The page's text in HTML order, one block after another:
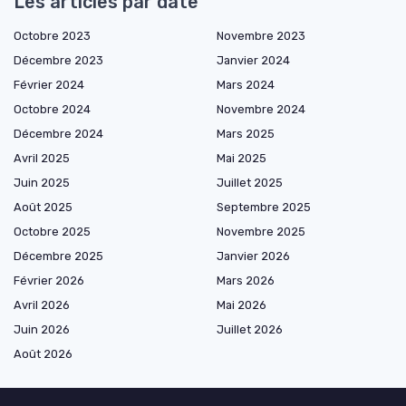
Octobre 2023
Novembre 2023
Décembre 2023
Janvier 2024
Février 2024
Mars 2024
Octobre 2024
Novembre 2024
Décembre 2024
Mars 2025
Avril 2025
Mai 2025
Juin 2025
Juillet 2025
Août 2025
Septembre 2025
Octobre 2025
Novembre 2025
Décembre 2025
Janvier 2026
Février 2026
Mars 2026
Avril 2026
Mai 2026
Juin 2026
Juillet 2026
Août 2026